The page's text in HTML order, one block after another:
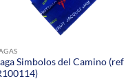
Simbolos del Camino (ref